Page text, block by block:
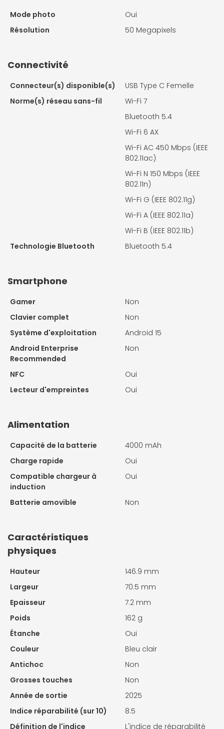
Mode photo
Oui
Résolution
50 Megapixels
Connectivité
Connecteur(s) disponible(s)
USB Type C Femelle
Norme(s) réseau sans-fil
Wi-Fi 7
Bluetooth 5.4
Wi-Fi 6 AX
Wi-Fi AC 450 Mbps (IEEE
802.11ac)
Wi-Fi N 150 Mbps (IEEE
802.11n)
Wi-Fi G (IEEE 802.11g)
Wi-Fi A (IEEE 802.11a)
Wi-Fi B (IEEE 802.11b)
Technologie Bluetooth
Bluetooth 5.4
Smartphone
Gamer
Non
Clavier complet
Non
Système d'exploitation
Android 15
Android Enterprise
Recommended
Non
NFC
Oui
Lecteur d'empreintes
Oui
Alimentation
Capacité de la batterie
4000 mAh
Charge rapide
Oui
Compatible chargeur à
induction
Oui
Batterie amovible Non
Caractéristiques
physiques
Hauteur
146.9 mm
Largeur
70.5 mm
Epaisseur
7.2 mm
Poids
162 g
Étanche
Oui
Couleur
Bleu clair
Antichoc
Non
Grosses touches
Non
Année de sortie
2025
Indice réparabilité (sur 10)
8.5
Définition de l'indice
L'indice de réparabilité